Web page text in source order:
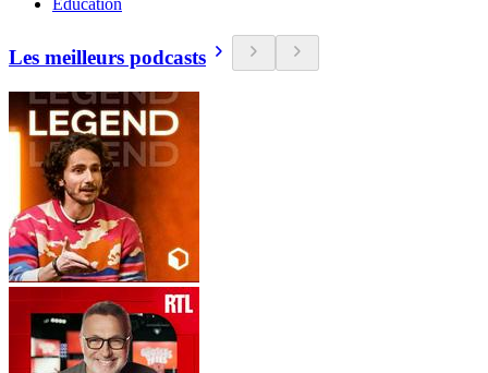
Education
Les meilleurs podcasts